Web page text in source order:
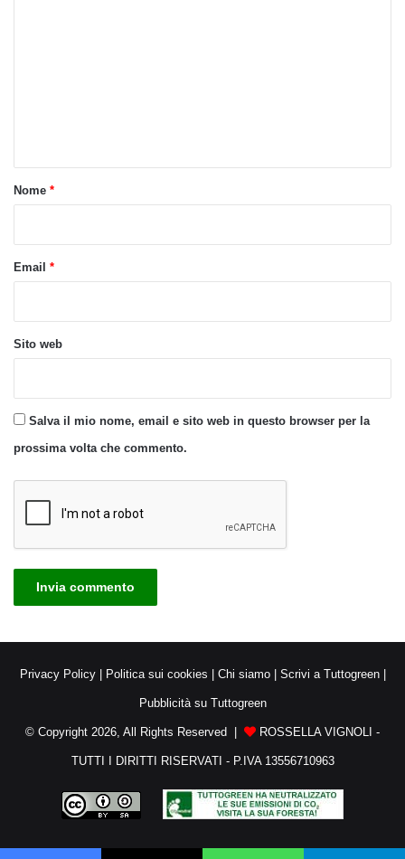
o
Nome *
Email *
Sito web
Salva il mio nome, email e sito web in questo browser per la
prossima volta che commento.
Privacy Policy| Politica sui cookies | Chi siamo| Scrivi a Tuttogreen|
Pubblicità su Tuttogreen
© Copyright 2026, All Rights Reserved | ROSSELLA VIGNOLI -
TUTTI I DIRITTI RISERVATI - P.IVA 13556710963